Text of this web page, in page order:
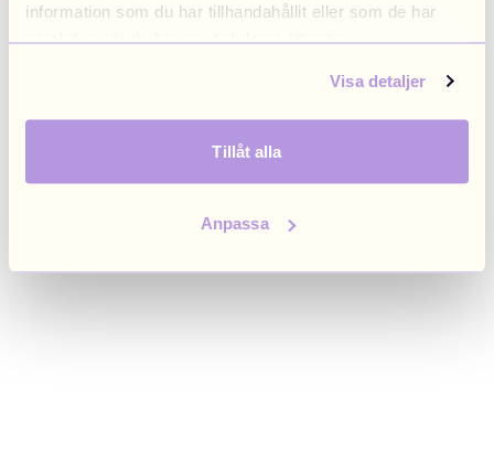
information som du har tillhandahållit eller som de har
samlat in när du har använt deras tjänster.
Visa detaljer
Tillåt alla
Anpassa